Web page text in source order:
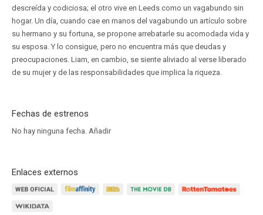
descreída y codiciosa; el otro vive en Leeds como un vagabundo sin
hogar. Un día, cuando cae en manos del vagabundo un artículo sobre
su hermano y su fortuna, se propone arrebatarle su acomodada vida y
su esposa. Y lo consigue, pero no encuentra más que deudas y
preocupaciones. Liam, en cambio, se siente aliviado al verse liberado
de su mujer y de las responsabilidades que implica la riqueza.
Fechas de estrenos
No hay ninguna fecha. Añadir
Enlaces externos